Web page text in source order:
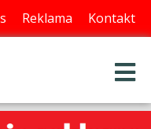
Reklama Kontakt